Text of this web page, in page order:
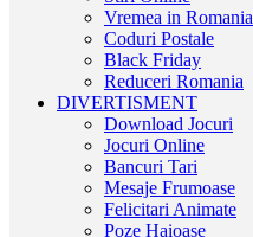
Vremea in Romania
Coduri Postale
Black Friday
Reduceri Romania
DIVERTISMENT
Download Jocuri
Jocuri Online
Bancuri Tari
Mesaje Frumoase
Felicitari Animate
Poze Haioase